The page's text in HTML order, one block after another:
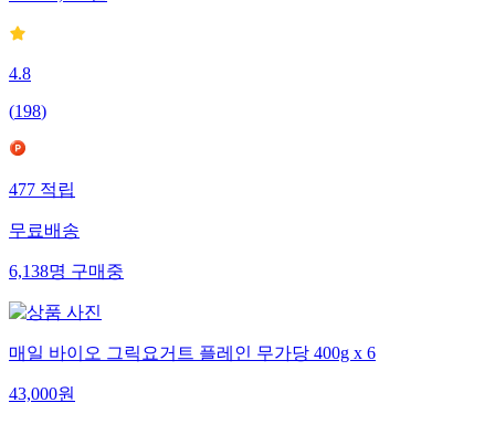
4.8
(198)
477 적립
무료배송
6,138명 구매중
매일 바이오 그릭요거트 플레인 무가당 400g x 6
43,000원